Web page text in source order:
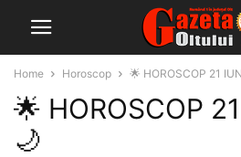
Home Horoscop 🌟 HOROSCOP 21
🌟 HOROSCOP
🌙